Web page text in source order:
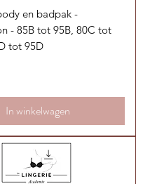
en badpak -
- 85B tot 95B, 80C tot
tot 95D
In winkelwagen